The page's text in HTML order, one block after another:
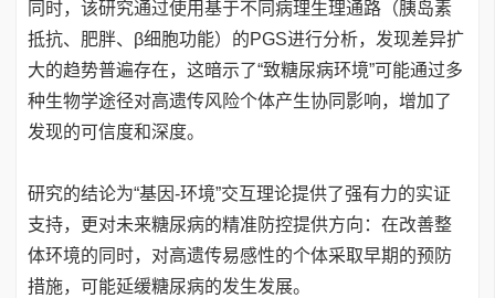
同时，该研究通过使用基于不同病理生理通路（胰岛素
抵抗、肥胖、β细胞功能）的PGS进行分析，发现差异扩
大的趋势普遍存在，这暗示了“致糖尿病环境”可能通过多
种生物学途径对高遗传风险个体产生协同影响，增加了
发现的可信度和深度。
研究的结论为“基因-环境”交互理论提供了强有力的实证
支持，更对未来糖尿病的精准防控提供方向：在改善整
体环境的同时，对高遗传易感性的个体采取早期的预防
措施，可能延缓糖尿病的发生发展。